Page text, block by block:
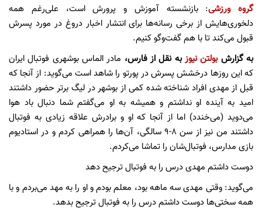
گروه ورزشی: بازنشسته آموزش و پرورش است، علی‌رغم همه
دلخوری‌هایش از برخی رسانه‌ها برای انتشار اخبار دروغ در مورد پسرش
قبول می‌‌کند تا با هم گفت‌وگو کنیم.
به گزارشبولتن نیوزبه نقل از فارس، مادر الماس بوشهری فوتبال ایران
که این روزها درخشش پسرش در پورتو را شاهد است می‌گوید: از آنجا که
قبل از مهدی افراد شناخته شده کمی از بوشهر در لیگ برتر حضور داشتند
امید به آینده او نداشتم و همیشه به او می‌گفتم شما دنبال باد هوا
می‌دوید (می‌خندد) اما از آنجا که او و برادرش علاقه زیادی به فوتبال
داشتند من نیز از سن ۸-۹ سالگی، آن‌ها را همراهی کردم و در استادیوم
بازی مدارس، فوتبال‌شان را تماشا می‌کردم.
دوست داشتم مهدی درس را به فوتبال ترجیح دهد
می‌گوید: وقتی مهدی سه ماهه بود، معلم بودم و او را به مهد می‌بردم و با
همه سختی‌ها دوست داشتم درس را به فوتبال ترجیح بدهد.